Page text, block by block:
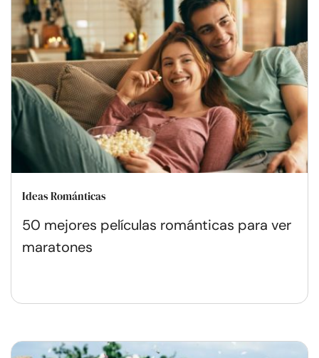
Ideas Románticas
50 mejores películas románticas para ver
maratones